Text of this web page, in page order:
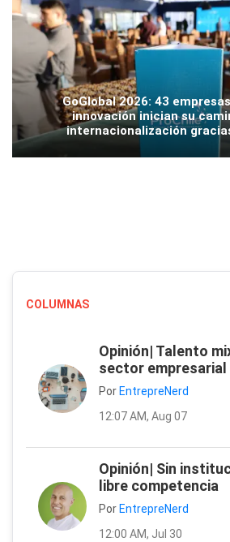
GoGlobal 2026: 43
innovación inician su
internacionalización
COLUMNAS
Opinión| Talento
sector empresarial
Por EntrepreNerd
12:07 AM, Aug 07
Opinión| Sin
libre competencia
Por EntrepreNerd
12:00 AM, Jul 30